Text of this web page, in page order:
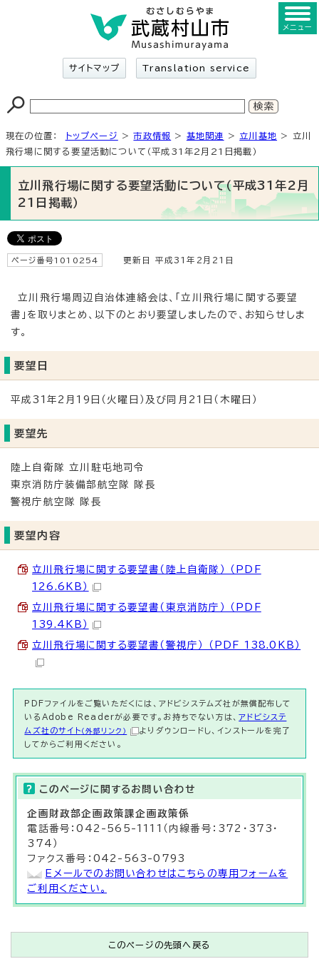
サイトマップ Translation service
メニュー
現在の位置： トップページ >市政情報 > 基地関連 > 立川基地
> 立川
飛行場に関する要望活動について（平成31年2月21日掲載）
立川飛行場に関する要望活動について（平成31年2月
21日掲載）
ページ番号1010254 更新日 平成31年2月21日
立川飛行場周辺自治体連絡会は、「立川飛行場に関する要望
書」を取りまとめ、以下のとおり要望しましたので、お知らせしま
す。
要望日
平成31年2月19日（火曜日）及び同月21日（木曜日）
要望先
陸上自衛隊 立川駐屯地司令
東京消防庁装備部航空隊 隊長
警視庁航空隊 隊長
要望内容
立川飛行場に関する要望書（陸上自衛隊） （PDF
126.6KB）
立川飛行場に関する要望書（東京消防庁） （PDF
139.4KB）
立川飛行場に関する要望書（警視庁） （PDF 138.0KB）
PDFファイルをご覧いただくには、アドビシステムズ社が無償配布して
いるAdobe Readerが必要です。お持ちでない方は、アドビシステ
ムズ社のサイト （外部リンク）
よりダウンロードし、インストールを完了
してからご利用ください。
このページに関する お問い合わせ
企画財政部企画政策課企画政策係
電話番号：042-565-1111（内線番号：372・373・
374）
ファクス番号：042-563-0793
Eメールでのお問い合わせはこちらの専用フォームを
ご利用ください。
このページの先頭へ戻る